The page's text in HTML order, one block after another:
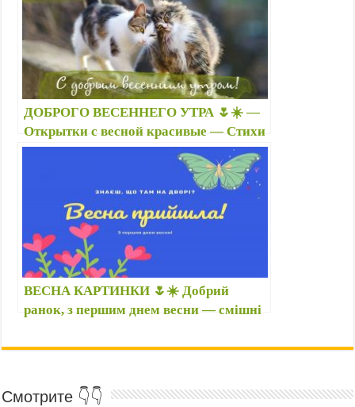
ДОБРОГО ВЕСЕННЕГО УТРА 🌷☀️ —
Открытки с весной красивые — Стихи
про весну — Картинки с первым днем,
ВЕСНА КАРТИНКИ 🌷☀️ Добрий
ранок, з першим днем весни — смішні
написами позитивні
Смотрите 👇👇